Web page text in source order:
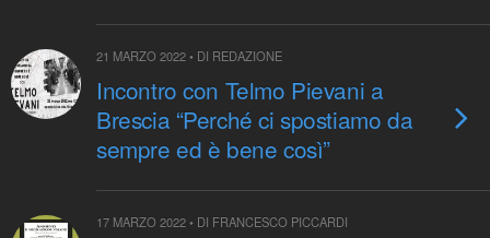
21 MARZO 2022 • DI REDAZIONE
Incontro con Telmo Pievani a
Brescia “Perché ci spostiamo da
sempre ed è bene così”
17 MARZO 2022 • DI FRANCESCO PICCARDI